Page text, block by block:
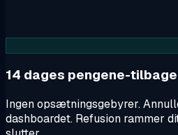
14 dages pengene-
Ingen opsætningsgebyrer.
dashboardet. Refusion rammer